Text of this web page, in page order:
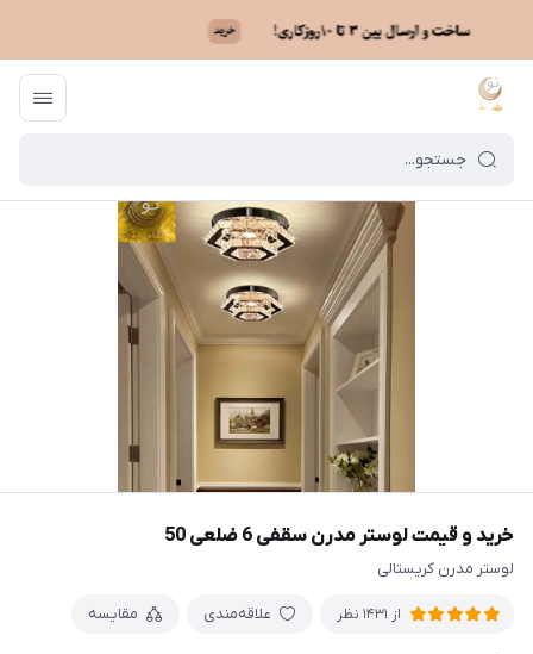
ماه نو / فهرست محصولات
خرید و قیمت لوستر مدرن سقفی 6 ضلعی 50
لوستر مدرن کریستالی
از 1431 نظر علاقه‌مندی مقایسه